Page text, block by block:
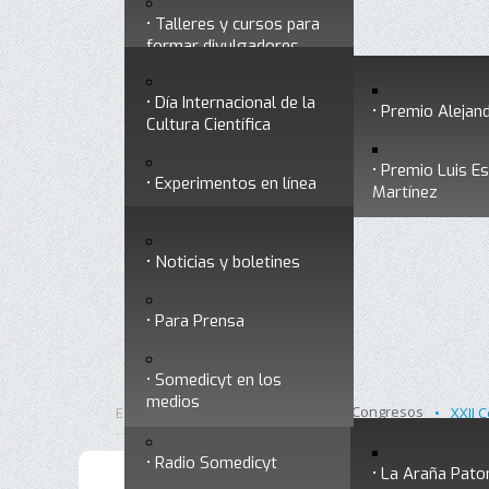
Historia
Premios a divulgadores Premio
Premio Luis
Martínez
Talleres y cursos para
formar divulgadores
Otros servicios
Divulgación
Día Internacional de la
Cultura Científica
Experimentos en línea
Ciencia y Tecnología
Nuestra ciencia
responde
Radio Somedicyt La Araña
Noticias
Noticias y boletines
Para Prensa
Somedicyt en los
medios
Está aquí: Inicio Congresos • XXII